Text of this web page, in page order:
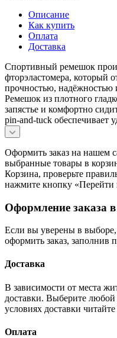
Описание
Как купить
Оплата
Доставка
Спортивный ремешок
фторэластомера, который
прочностью, надёжностью
Ремешок из плотного
запястье и комфортно
pin‑and‑tuck
Оформить заказ на нашем
выбранные товары в
Корзина, проверьте
нажмите кнопку
Оформление заказа
Если вы уверены в выборе,
оформить заказ, заполнив
Доставка
В зависимости от места
доставки. Выберите
условиях доставки читайте
Оплата